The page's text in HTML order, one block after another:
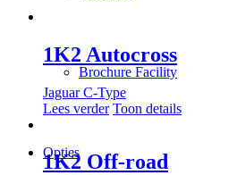
Brochure Facility
Opties
1K2 Autocross
Jaguar C-Type
Lees verder Toon details
1K2 Off-road